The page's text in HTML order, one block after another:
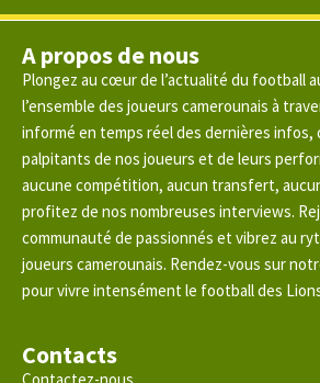
A propos de nous
Plongez au cœur de l’actualité du football
l’ensemble des joueurs camerounais à
informé en temps réel des dernières infos,
palpitants de nos joueurs et de leurs
aucune compétition, aucun transfert,
profitez de nos nombreuses interviews.
communauté de passionnés et vibrez au
joueurs camerounais. Rendez-vous sur
pour vivre intensément le football des
Contacts